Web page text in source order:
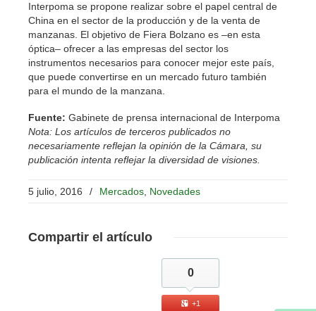
Interpoma se propone realizar sobre el papel central de
China en el sector de la producción y de la venta de
manzanas. El objetivo de Fiera Bolzano es –en esta
óptica– ofrecer a las empresas del sector los
instrumentos necesarios para conocer mejor este país,
que puede convertirse en un mercado futuro también
para el mundo de la manzana.
Fuente: Gabinete de prensa internacional de Interpoma
Nota: Los artículos de terceros publicados no
necesariamente reflejan la opinión de la Cámara, su
publicación intenta reflejar la diversidad de visiones.
5 julio, 2016 / Mercados Novedades
Compartir el artículo
0
+1